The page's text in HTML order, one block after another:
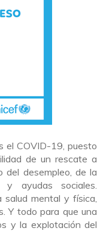
el COVID-19, puesto
de un rescate a
del desempleo, de la
ayudas sociales.
mental y física,
Y todo para que una
y la explotación del